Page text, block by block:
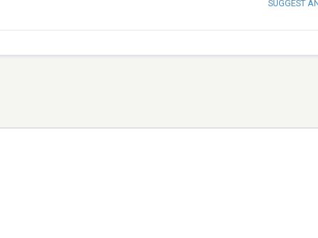
SUGGEST